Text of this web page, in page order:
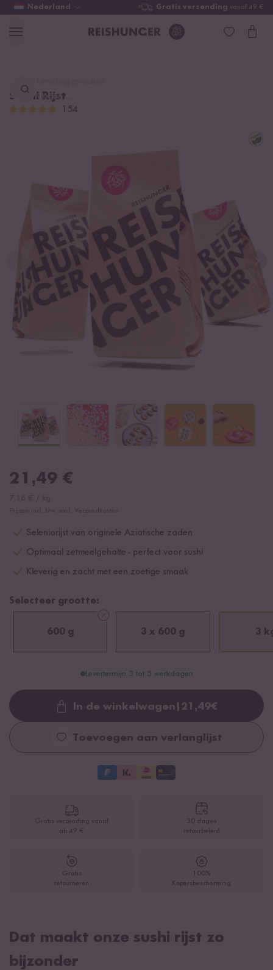
Nederland Gratis verzending vanaf 49 €
vinden ...
Sushi Rijst
154
21,49 €
Seleniorijst van originele Aziatische zaden
Optimaal zetmeelgehalte - perfect voor sushi
Kleverig en zacht met een zoetige smaak
Selecteer grootte:
600 g 3 x 600 g 3
Levertermijn 3 tot 5 werkdagen
Loading...
In de winkelwagen 21,49€
Toevoegen aan verlanglijst
Gratis verzending vanaf
ab 49 €
30 dagen
retourbeleid
Gratis
retourneren
100%
Kopersbescherming
Dat maakt onze sushi rijst zo
bijzonder